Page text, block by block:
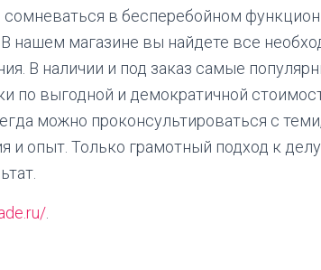
в бесперебойном
нашем магазине вы найдете все
В наличии и под заказ самые
по выгодной и демократичной
можно проконсультироваться с
и опыт. Только грамотный подход к